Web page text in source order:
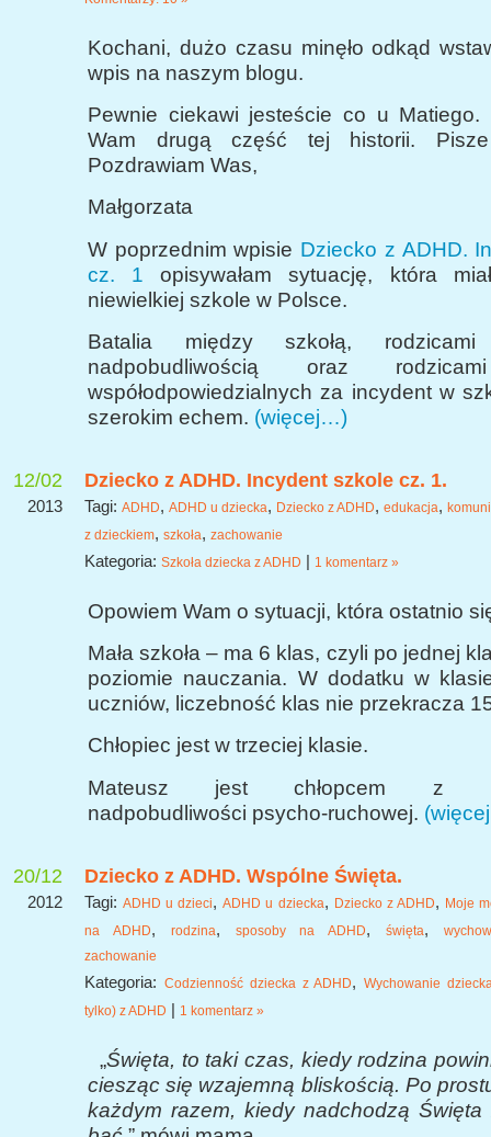
Kochani, dużo czasu minęło odkąd
wpis na naszym blogu.
Pewnie ciekawi jesteście co u Matiego.
Wam drugą część tej historii.
Pozdrawiam Was,
Małgorzata
W poprzednim wpisie Dziecko z ADHD.
cz. 1 opisywałam sytuację, która
niewielkiej szkole w Polsce.
Batalia między szkołą,
nadpobudliwością oraz
współodpowiedzialnych za incydent w
szerokim echem. (więcej…)
12/02
2013
Dziecko z ADHD. Incydent szkole cz. 1.
Tagi: ADHD, ADHD u dziecka, Dziecko z ADHD, edukacja,
z dzieckiem, szkoła, zachowanie
Kategoria: Szkoła dziecka z ADHD | 1 komentarz »
Opowiem Wam o sytuacji, która ostatnio
Mała szkoła – ma 6 klas, czyli po jednej
poziomie nauczania. W dodatku w
uczniów, liczebność klas nie przekracza
Chłopiec jest w trzeciej klasie.
Mateusz jest chłopcem z
nadpobudliwości psycho-ruchowej.
20/12
2012
Dziecko z ADHD. Wspólne Święta.
Tagi:ADHD u dzieci,ADHD u dziecka, Dziecko z ADHD, Moje
na ADHD, rodzina, sposoby na ADHD,święta,
zachowanie
Kategoria: Codzienność dziecka z ADHD,Wychowanie
tylko) z ADHD | 1 komentarz »
„Święta, to taki czas, kiedy rodzina
ciesząc się wzajemną bliskością. Po
każdym razem, kiedy nadchodzą